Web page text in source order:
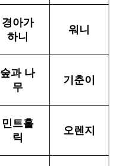
경아가
하니
워니
숲과 나
무
기춘이
민트홀
릭
오렌지